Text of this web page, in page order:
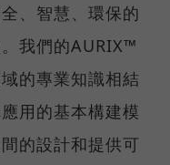
、智慧、環保的
我們的AURIX™
的專業知識相結
用的基本構建模
的設計和提供可